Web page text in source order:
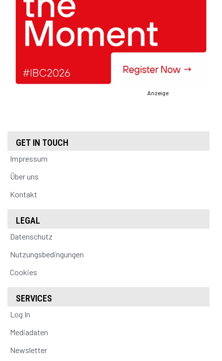
Anzeige
GET IN TOUCH
Impressum
Über uns
Kontakt
LEGAL
Datenschutz
Nutzungsbedingungen
Cookies
SERVICES
Log In
Mediadaten
Newsletter